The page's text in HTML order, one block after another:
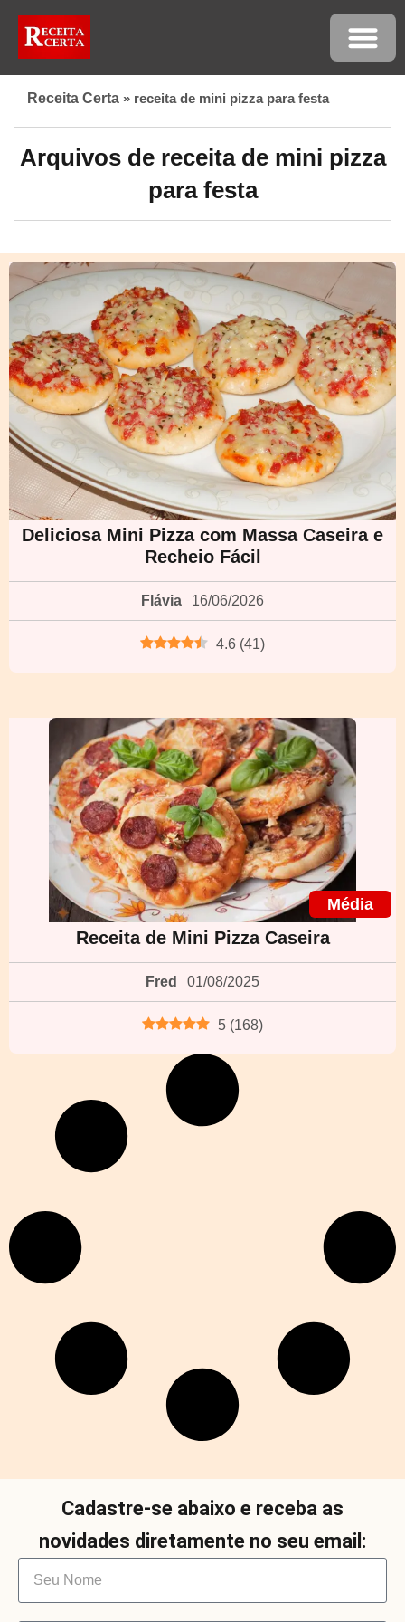
Receita Certa » receita de mini pizza para festa
Arquivos de receita de mini pizza
para festa
Deliciosa Mini Pizza com Massa Caseira e
Recheio Fácil
Flávia 16/06/2026
4.6 (41)
Média
Receita de Mini Pizza Caseira
Fred 01/08/2025
5 (168)
Cadastre-se abaixo e receba as
novidades diretamente no seu email: